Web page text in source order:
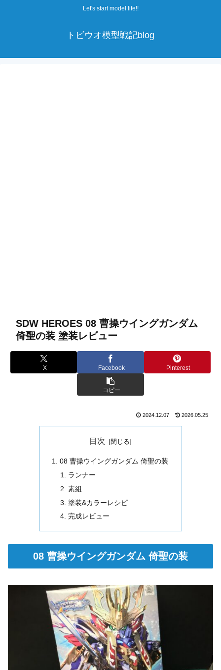
Let's start model life!!
トビウオ模型戦記blog
SDW HEROES 08 曹操ウイングガンダム
倚聖の装 塗装レビュー
X Facebook Pinterest
コピー
2024.12.07 2026.05.25
目次
08 曹操ウイングガンダム 倚聖の装
ランナー
素組
塗装&カラーレシピ
完成レビュー
08 曹操ウイングガンダム 倚聖の装